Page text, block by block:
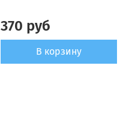
370 руб
В корзину